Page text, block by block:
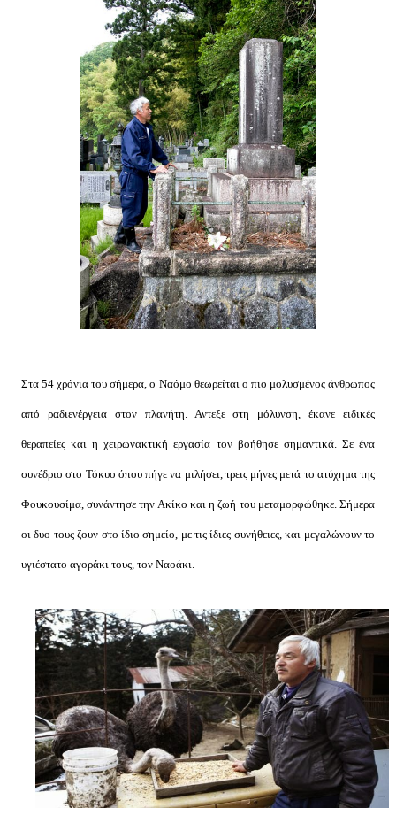
Στα 54 χρόνια του σήμερα, ο Ναόμο θεωρείται ο πιο μολυσμένος άνθρωπος
από ραδιενέργεια στον πλανήτη. Αντεξε στη μόλυνση, έκανε ειδικές
θεραπείες και η χειρωνακτική εργασία τον βοήθησε σημαντικά. Σε ένα
συνέδριο στο Τόκυο όπου πήγε να μιλήσει, τρεις μήνες μετά το ατύχημα της
Φουκουσίμα, συνάντησε την Ακίκο και η ζωή του μεταμορφώθηκε. Σήμερα
οι δυο τους ζουν στο ίδιο σημείο, με τις ίδιες συνήθειες, και μεγαλώνουν το
υγιέστατο αγοράκι τους, τον Ναοάκι.